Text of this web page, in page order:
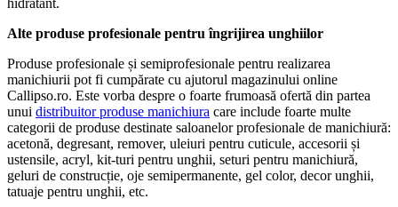
hidratant.
Alte produse profesionale pentru îngrijirea unghiilor
Produse profesionale și semiprofesionale pentru realizarea
manichiurii pot fi cumpărate cu ajutorul magazinului online
Callipso.ro. Este vorba despre o foarte frumoasă ofertă din partea
unui distribuitor produse manichiura care include foarte multe
categorii de produse destinate saloanelor profesionale de manichiură:
acetonă, degresant, remover, uleiuri pentru cuticule, accesorii și
ustensile, acryl, kit-turi pentru unghii, seturi pentru manichiură,
geluri de construcție, oje semipermanente, gel color, decor unghii,
tatuaje pentru unghii, etc.